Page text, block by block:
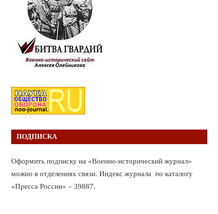
ПОДПИСКА
Оформить подписку на «Военно-исторический журнал»
можно в отделениях связи. Индекс журнала по каталогу
«Пресса России» – 39887.